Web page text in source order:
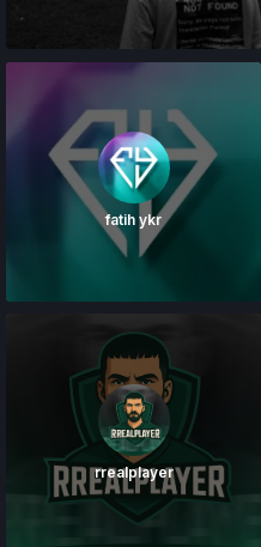
fatih ykr
rrealplayer